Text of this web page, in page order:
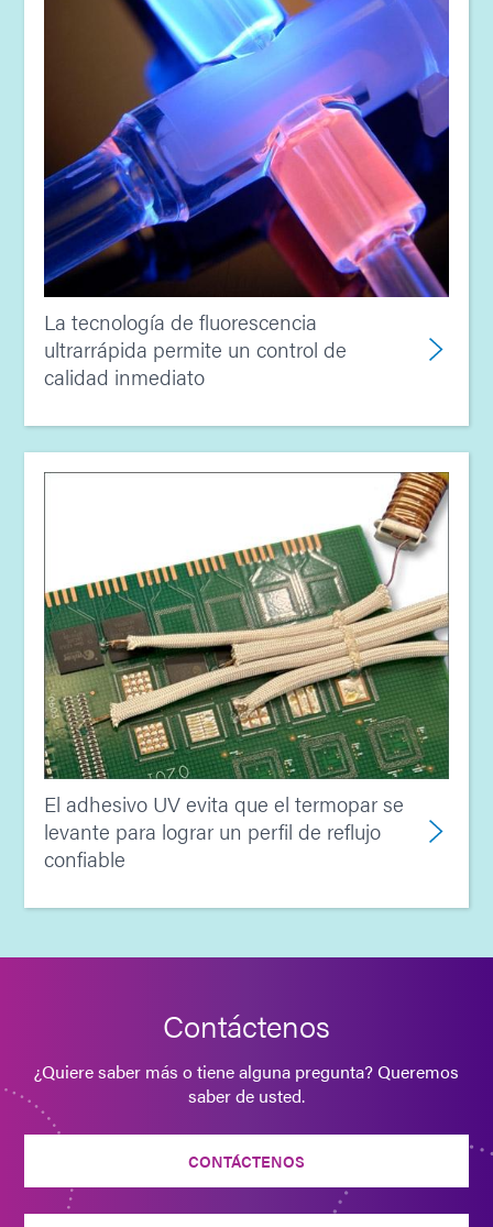
La tecnología de fluorescencia
ultrarrápida permite un control de
calidad inmediato
El adhesivo UV evita que el termopar se
levante para lograr un perfil de reflujo
confiable
Contáctenos
¿Quiere saber más o tiene alguna pregunta? Queremos
saber de usted.
CONTÁCTENOS